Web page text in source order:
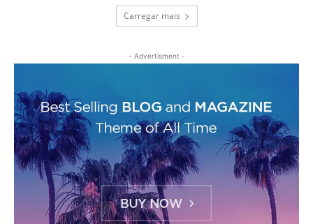
Carregar mais
- Advertisment -